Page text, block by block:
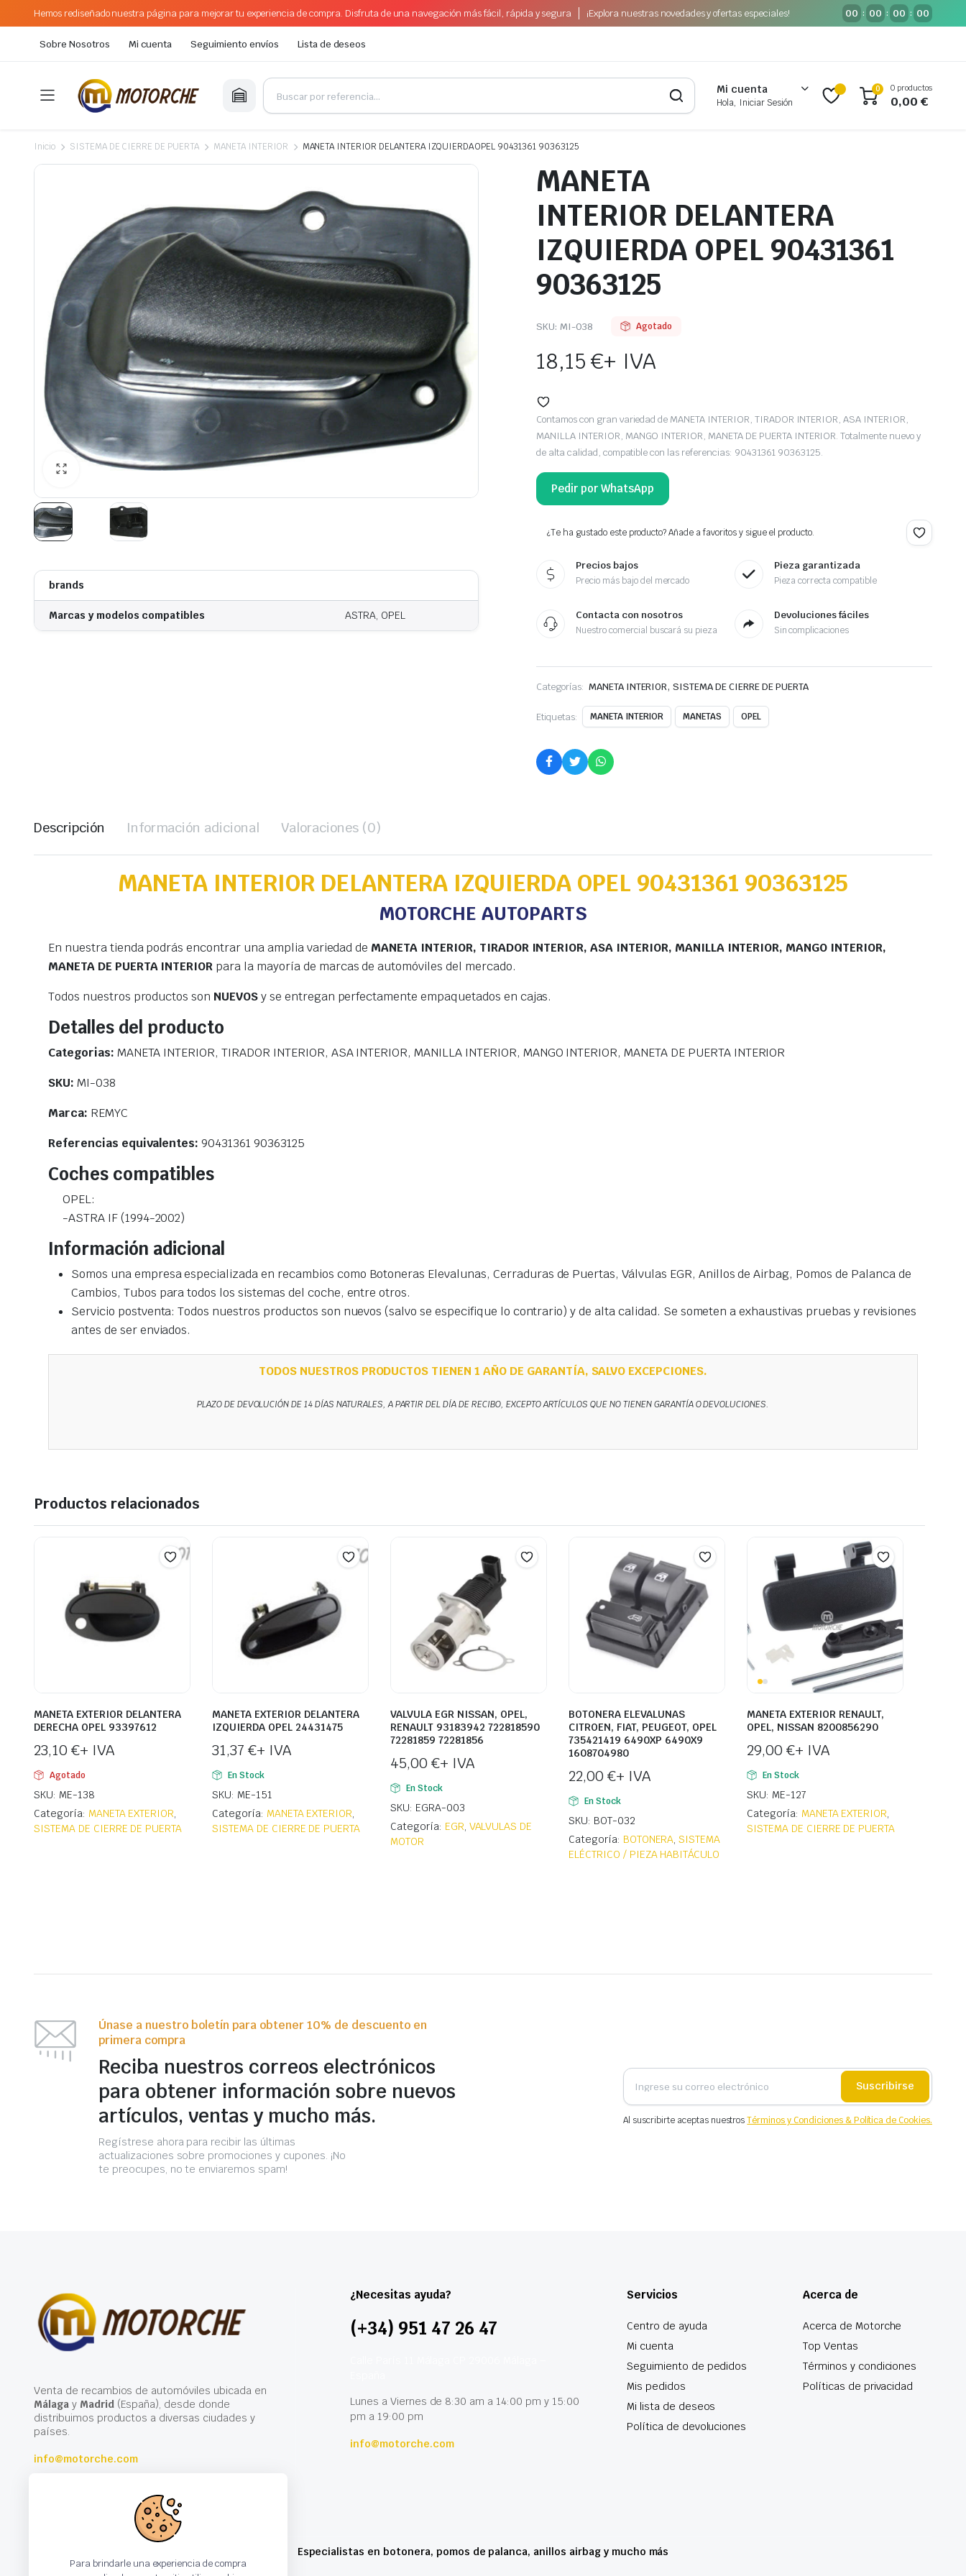
Hemos rediseñado nuestra página para mejorar tu experiencia de compra. Disfruta de una navegación más fácil, rápida y segura ¡Explora nuestras novedades y ofertas especiales! 00 : 00 : 00 : 00
Sobre Nosotros Mi cuenta Seguimiento envíos Lista de deseos
Mi cuenta
Hola, Iniciar Sesión
0 0 productos
0,00€
Inicio SISTEMA DE CIERRE DE PUERTA MANETA INTERIOR MANETA INTERIOR DELANTERA IZQUIERDA OPEL 90431361 90363125
brands
Marcas y modelos compatibles ASTRA, OPEL
MANETA
INTERIOR DELANTERA
IZQUIERDA OPEL 90431361
90363125
SKU: MI-038 Agotado
18,15€+ IVA
Contamos con gran variedad de MANETA INTERIOR, TIRADOR INTERIOR, ASA INTERIOR,
MANILLA INTERIOR, MANGO INTERIOR, MANETA DE PUERTA INTERIOR. Totalmente nuevo y
de alta calidad, compatible con las referencias: 90431361 90363125.
Pedir por WhatsApp
¿Te ha gustado este producto? Añade a favoritos y sigue el producto.
Precios bajos
Precio más bajo del mercado
Pieza garantizada
Pieza correcta compatible
Contacta con nosotros
Nuestro comercial buscará su pieza
Devoluciones fáciles
Sin complicaciones
Categorías: MANETA INTERIOR, SISTEMA DE CIERRE DE PUERTA
Etiquetas: MANETA INTERIOR MANETAS OPEL
Descripción Información adicional Valoraciones (0)
MANETA INTERIOR DELANTERA IZQUIERDA OPEL 90431361 90363125
MOTORCHE AUTOPARTS
En nuestra tienda podrás encontrar una amplia variedad de MANETA INTERIOR, TIRADOR INTERIOR, ASA INTERIOR, MANILLA INTERIOR, MANGO INTERIOR,
MANETA DE PUERTA INTERIOR para la mayoría de marcas de automóviles del mercado.
Todos nuestros productos son NUEVOSy se entregan perfectamente empaquetados en cajas.
Detalles del producto
Categorias: MANETA INTERIOR, TIRADOR INTERIOR, ASA INTERIOR, MANILLA INTERIOR, MANGO INTERIOR, MANETA DE PUERTA INTERIOR
SKU: MI-038
Marca: REMYC
Referencias equivalentes:90431361 90363125
Coches compatibles
OPEL:
-ASTRA IF (1994-2002)
Información adicional
Somos una empresa especializada en recambios como Botoneras Elevalunas, Cerraduras de Puertas, Válvulas EGR, Anillos de Airbag, Pomos de Palanca de
Cambios, Tubos para todos los sistemas del coche, entre otros.
Servicio postventa: Todos nuestros productos son nuevos (salvo se especifique lo contrario) y de alta calidad. Se someten a exhaustivas pruebas y revisiones
antes de ser enviados.
TODOS NUESTROS PRODUCTOS TIENEN 1 AÑO DE GARANTÍA, SALVO EXCEPCIONES.
PLAZO DE DEVOLUCIÓN DE 14 DÍAS NATURALES, A PARTIR DEL DÍA DE RECIBO, EXCEPTO ARTÍCULOS QUE NO TIENEN GARANTÍA O DEVOLUCIONES.
Productos relacionados
MANETA EXTERIOR DELANTERA
DERECHA OPEL 93397612
23,10 €+ IVA
Agotado
SKU: ME-138
Categoría: MANETA EXTERIOR,
SISTEMA DE CIERRE DE PUERTA
MANETA EXTERIOR DELANTERA
IZQUIERDA OPEL 24431475
31,37 €+ IVA
En Stock
SKU: ME-151
Categoría: MANETA EXTERIOR,
SISTEMA DE CIERRE DE PUERTA
VALVULA EGR NISSAN, OPEL,
RENAULT 93183942 722818590
72281859 72281856
45,00 €+ IVA
En Stock
SKU: EGRA-003
Categoría: EGR, VALVULAS DE
MOTOR
BOTONERA ELEVALUNAS
CITROEN, FIAT, PEUGEOT, OPEL
735421419 6490XP 6490X9
1608704980
22,00 €+ IVA
En Stock
SKU: BOT-032
Categoría: BOTONERA,SISTEMA
ELÉCTRICO / PIEZA HABITÁCULO
MANETA EXTERIOR RENAULT,
OPEL, NISSAN 8200856290
29,00 €+ IVA
En Stock
SKU: ME-127
Categoría: MANETA EXTERIOR,
SISTEMA DE CIERRE DE PUERTA
Únase a nuestro boletín para obtener 10% de descuento en
primera compra
Reciba nuestros correos electrónicos
para obtener información sobre nuevos
artículos, ventas y mucho más.
Regístrese ahora para recibir las últimas
actualizaciones sobre promociones y cupones. ¡No
te preocupes, no te enviaremos spam!
Suscribirse
Al suscribirte aceptas nuestrosTérminos y Condiciones & Política de Cookies.
Venta de recambios de automóviles ubicada en
Málagay Madrid(España), desde donde
distribuimos productos a diversas ciudades y
países.
info@motorche.com
¿Necesitas ayuda?
(+34) 951 47 26 47
Lunes a Viernes de 8:30 am a 14:00 pm y 15:00
pm a 19:00 pm
info@motorche.com
Servicios
Centro de ayuda
Mi cuenta
Seguimiento de pedidos
Mis pedidos
Mi lista de deseos
Política de devoluciones
Acerca de
Acerca de Motorche
Top Ventas
Términos y condiciones
Políticas de privacidad
Especialistas en botonera, pomos de palanca, anillos airbag y mucho más
Para brindarle una experiencia de compra